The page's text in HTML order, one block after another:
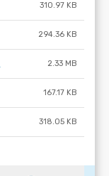
310.97 KB
294.36 KB
2.33 MB
167.17 KB
318.05 KB